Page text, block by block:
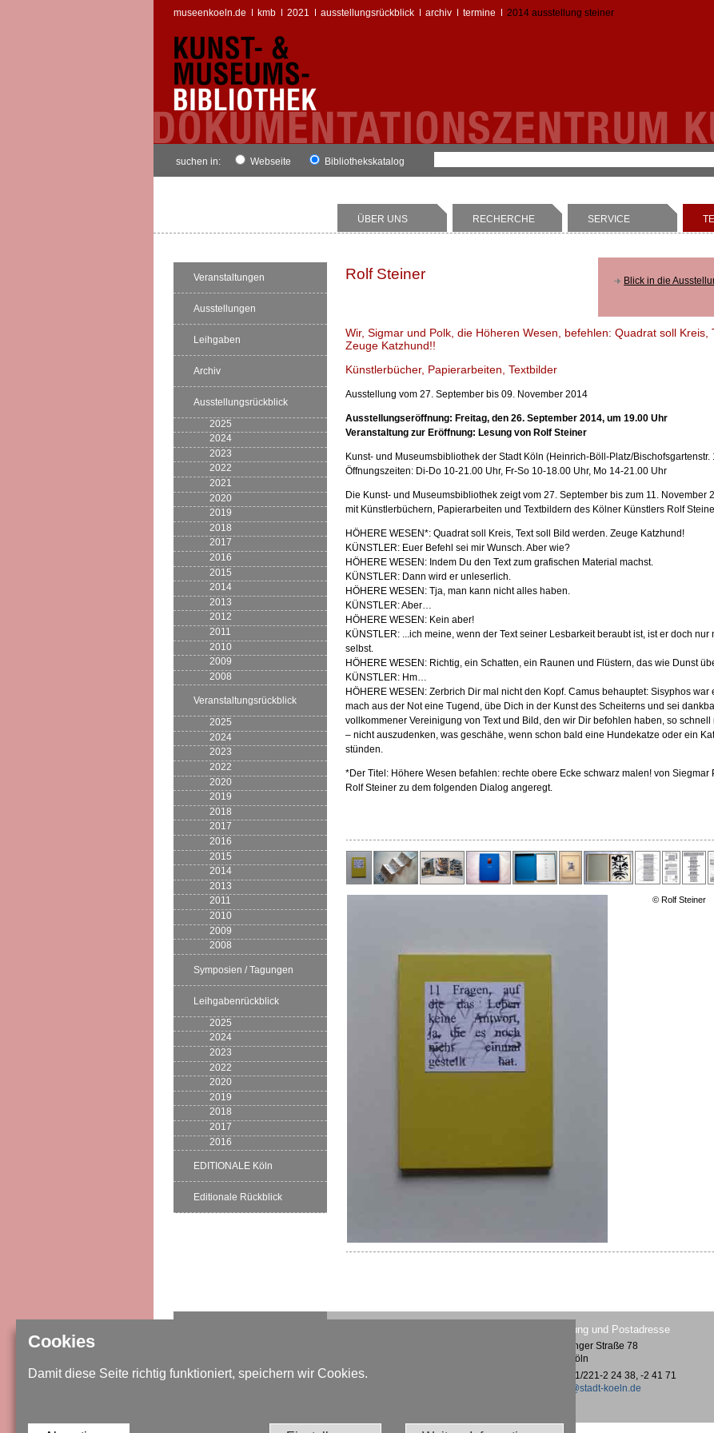
Cookies
Damit diese Seite richtig funktioniert, speichern wir Cookies.
museenkoeln.de kmb 2021 ausstellungsrückblick archiv termine 2014 ausstellung steiner
suchen in: Webseite Bibliothekskatalog
ÜBER UNS RECHERCHE SERVICE
Veranstaltungen
Ausstellungen
Leihgaben
Archiv
Ausstellungsrückblick
2025
2024
2023
2022
2021
2020
2019
2018
2017
2016
2015
2014
2013
2012
2011
2010
2009
2008
Veranstaltungsrückblick
2025
2024
2023
2022
2020
2019
2018
2017
2016
2015
2014
2013
2011
2010
2009
2008
Symposien / Tagungen
Leihgabenrückblick
2025
2024
2023
2022
2020
2019
2018
2017
2016
EDITIONALE Köln
Editionale Rückblick
Rolf Steiner Blick in die
Wir, Sigmar und Polk, die Höheren Wesen, befehlen: Quadrat soll Kreis,
Zeuge Katzhund!!
Künstlerbücher, Papierarbeiten, Textbilder
Ausstellung vom 27. September bis 09. November 2014
Ausstellungseröffnung: Freitag, den 26. September 2014, um 19.00 Uhr
Veranstaltung zur Eröffnung: Lesung von Rolf Steiner
Kunst- und Museumsbibliothek der Stadt Köln (Heinrich-Böll-Platz/Bischofsgartenstr.
Öffnungszeiten: Di-Do 10-21.00 Uhr, Fr-So 10-18.00 Uhr, Mo 14-21.00 Uhr
Die Kunst- und Museumsbibliothek zeigt vom 27. September bis zum 11. November
mit Künstlerbüchern, Papierarbeiten und Textbildern des Kölner Künstlers Rolf
HÖHERE WESEN*: Quadrat soll Kreis, Text soll Bild werden. Zeuge Katzhund!
KÜNSTLER: Euer Befehl sei mir Wunsch. Aber wie?
HÖHERE WESEN: Indem Du den Text zum grafischen Material machst.
KÜNSTLER: Dann wird er unleserlich.
HÖHERE WESEN: Tja, man kann nicht alles haben.
KÜNSTLER: Aber…
HÖHERE WESEN: Kein aber!
KÜNSTLER: ...ich meine, wenn der Text seiner Lesbarkeit beraubt ist, ist er doch
selbst.
HÖHERE WESEN: Richtig, ein Schatten, ein Raunen und Flüstern, das wie Dunst
KÜNSTLER: Hm…
HÖHERE WESEN: Zerbrich Dir mal nicht den Kopf. Camus behauptet: Sisyphos
mach aus der Not eine Tugend, übe Dich in der Kunst des Scheiterns und sei
vollkommener Vereinigung von Text und Bild, den wir Dir befohlen haben, so
– nicht auszudenken, was geschähe, wenn schon bald eine Hundekatze oder ein
stünden.
*Der Titel: Höhere Wesen befahlen: rechte obere Ecke schwarz malen! von Siegmar
Rolf Steiner zu dem folgenden Dialog angeregt.
KONTAKT
50667 Köln
Verwaltung und Postadresse
Vogelsanger Straße 78
50823 Köln
Tel.: 0221/221-2 24 38, -2 41 71
kmb@stadt-koeln.de
© Rolf Steiner